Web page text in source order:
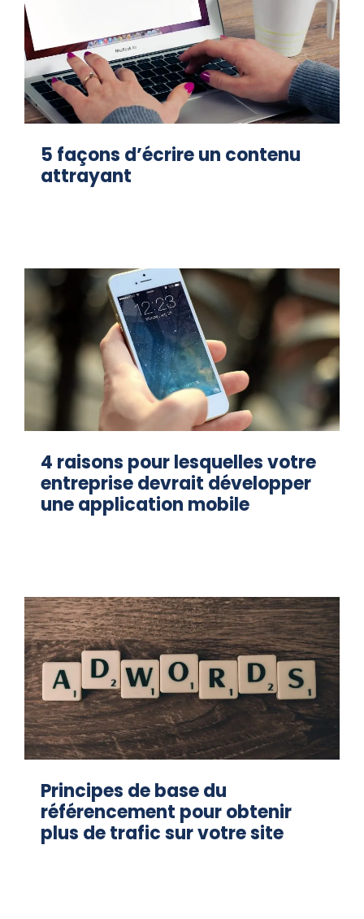
5 façons d’écrire un contenu
attrayant
4 raisons pour lesquelles votre
entreprise devrait développer
une application mobile
Principes de base du
référencement pour obtenir
plus de trafic sur votre site